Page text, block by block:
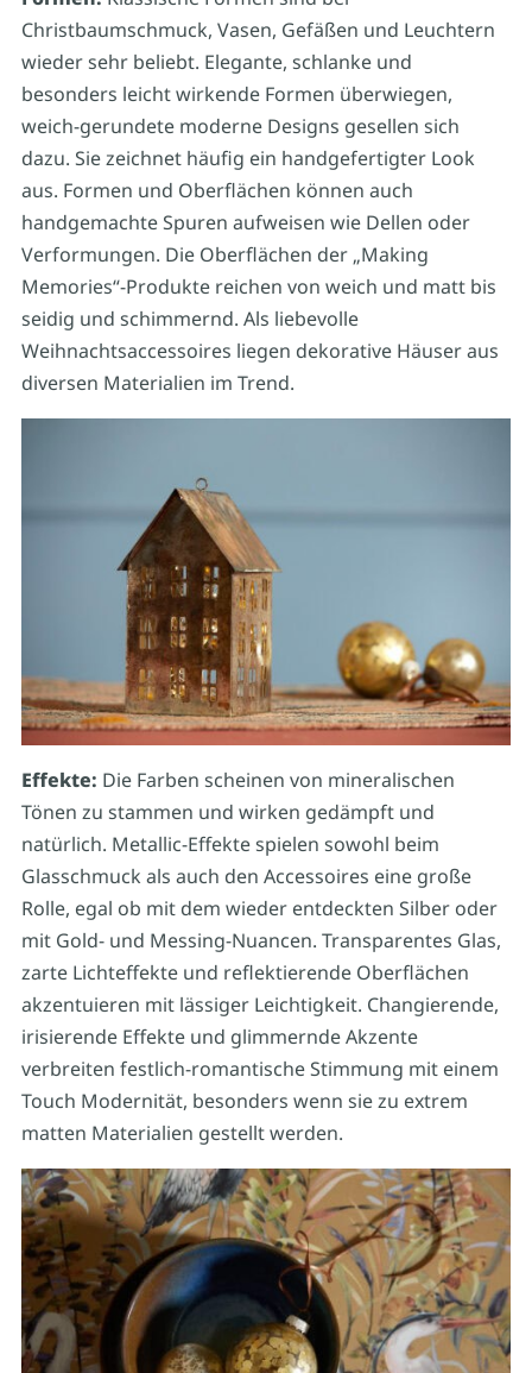
Christbaumschmuck, Vasen, Gefäßen und Leuchtern
wieder sehr beliebt. Elegante, schlanke und
besonders leicht wirkende Formen überwiegen,
weich-gerundete moderne Designs gesellen sich
dazu. Sie zeichnet häufig ein handgefertigter Look
aus. Formen und Oberflächen können auch
handgemachte Spuren aufweisen wie Dellen oder
Verformungen. Die Oberflächen der „Making
Memories“-Produkte reichen von weich und matt bis
seidig und schimmernd. Als liebevolle
Weihnachtsaccessoires liegen dekorative Häuser aus
diversen Materialien im Trend.
Effekte: Die Farben scheinen von mineralischen
Tönen zu stammen und wirken gedämpft und
natürlich. Metallic-Effekte spielen sowohl beim
Glasschmuck als auch den Accessoires eine große
Rolle, egal ob mit dem wieder entdeckten Silber oder
mit Gold- und Messing-Nuancen. Transparentes Glas,
zarte Lichteffekte und reflektierende Oberflächen
akzentuieren mit lässiger Leichtigkeit. Changierende,
irisierende Effekte und glimmernde Akzente
verbreiten festlich-romantische Stimmung mit einem
Touch Modernität, besonders wenn sie zu extrem
matten Materialien gestellt werden.